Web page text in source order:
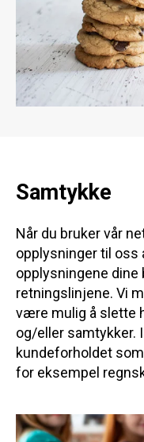
Samtykke
Når du bruker vår
opplysninger til oss
opplysningene dine
retningslinjene. Vi
være mulig å slette
og/eller samtykker.
kundeforholdet
for eksempel